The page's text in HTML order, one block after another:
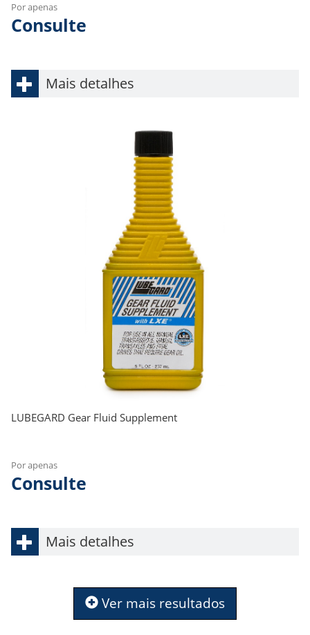
Por apenas
Consulte
Mais detalhes
LUBEGARD Gear Fluid Supplement
Por apenas
Consulte
Mais detalhes
Ver mais resultados